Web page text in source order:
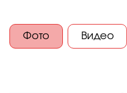
Фото Видео